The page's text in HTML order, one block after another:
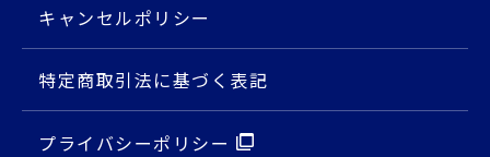
キャンセルポリシー
特定商取引法に基づく表記
プライバシーポリシー